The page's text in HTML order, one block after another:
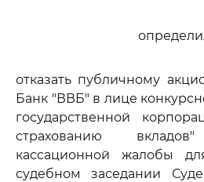
отказать публичному
Банк "ВВБ" в лице
государственной
страхованию
кассационной жалобы
судебном заседании